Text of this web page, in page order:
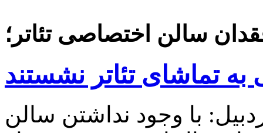
سالن اختصاصی تئاتر؛
با وجود نداشتن سالن